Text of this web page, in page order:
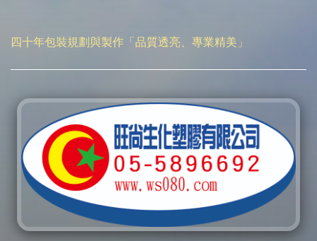
四十年包裝規劃與製作「品質透亮、專業精美」